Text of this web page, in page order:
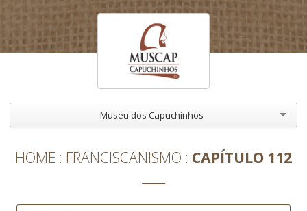
Museu dos Capuchinhos
HOME FRANCISCANISMO CAPÍTULO 112